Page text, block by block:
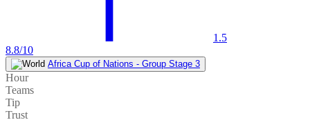
1.5
8.8/10
Africa Cup of Nations - Group Stage 3
Hour
Teams
Tip
Trust